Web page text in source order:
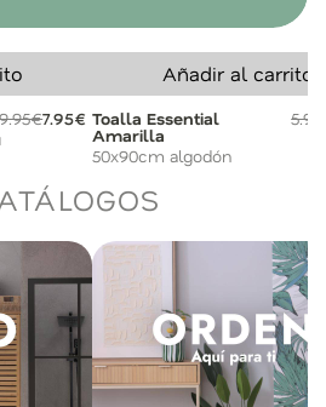
9.95€7.95€
Añadir al carrito
Toalla Essential
Amarilla
50x90cm algodón